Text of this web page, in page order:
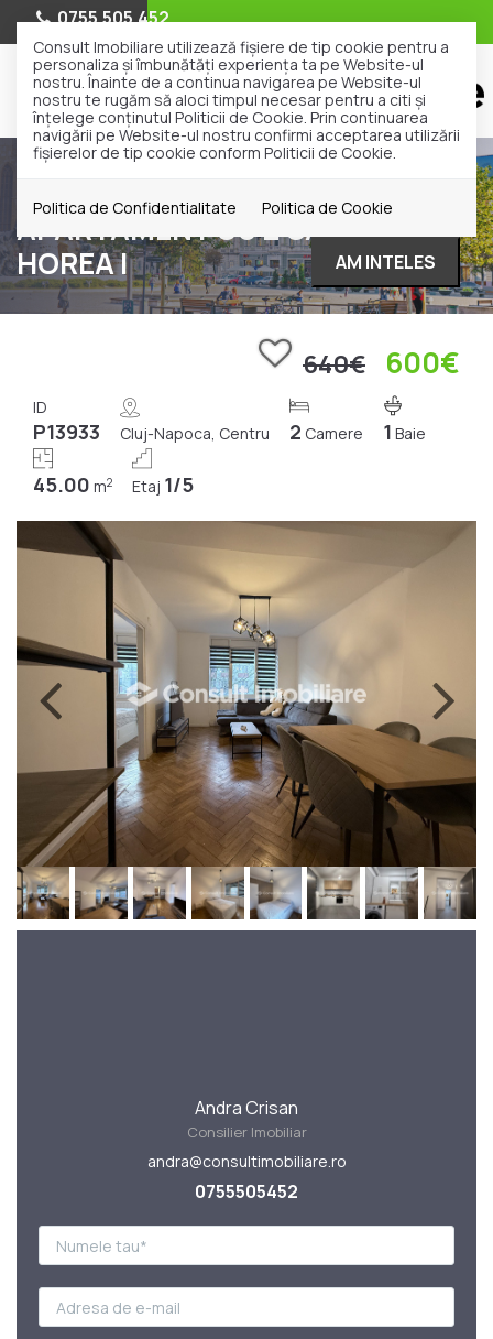
Consult Imobiliare utilizează fişiere de tip cookie pentru a
personaliza și îmbunătăți experiența ta pe Website-ul
nostru. Înainte de a continua navigarea pe Website-ul
nostru te rugăm să aloci timpul necesar pentru a citi și
înțelege conținutul Politicii de Cookie. Prin continuarea
navigării pe Website-ul nostru confirmi acceptarea utilizării
fişierelor de tip cookie conform Politicii de Cookie.
Politica de Confidentialitate Politica de Cookie
AM INTELES
0755.505.452
APARTAMENT CU 2 CAMERE |
HOREA |
640€ 600€
ID
P13933 Cluj-Napoca, Centru 2 Camere 1 Baie
45.00 m2 Etaj 1/5
Andra Crisan
Consilier Imobiliar
andra@consultimobiliare.ro
0755505452